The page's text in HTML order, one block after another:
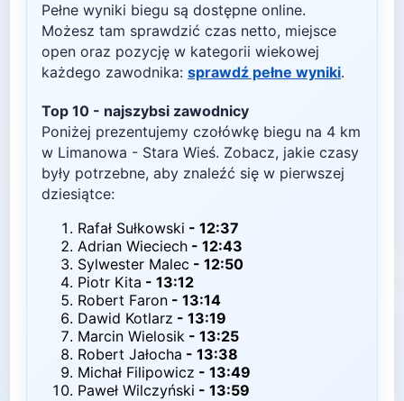
Pełne wyniki biegu są dostępne online.
Możesz tam sprawdzić czas netto, miejsce
open oraz pozycję w kategorii wiekowej
każdego zawodnika: sprawdź pełne wyniki.
Top 10 - najszybsi zawodnicy
Poniżej prezentujemy czołówkę biegu na 4 km
w Limanowa - Stara Wieś. Zobacz, jakie czasy
były potrzebne, aby znaleźć się w pierwszej
dziesiątce:
Rafał Sułkowski - 12:37
Adrian Wieciech - 12:43
Sylwester Malec - 12:50
Piotr Kita - 13:12
Robert Faron - 13:14
Dawid Kotlarz - 13:19
Marcin Wielosik - 13:25
Robert Jałocha - 13:38
Michał Filipowicz - 13:49
Paweł Wilczyński - 13:59